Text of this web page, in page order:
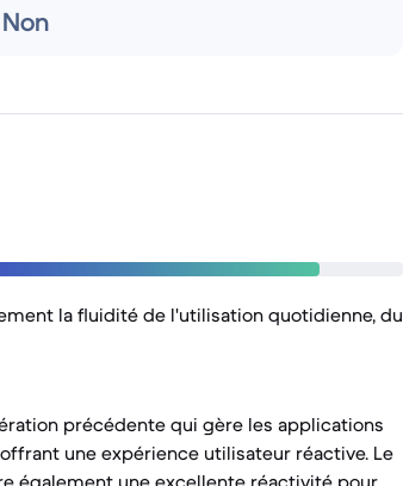
Non
la fluidité de l'utilisation quotidienne, du
précédente qui gère les applications
une expérience utilisateur réactive. Le
également une excellente réactivité pour